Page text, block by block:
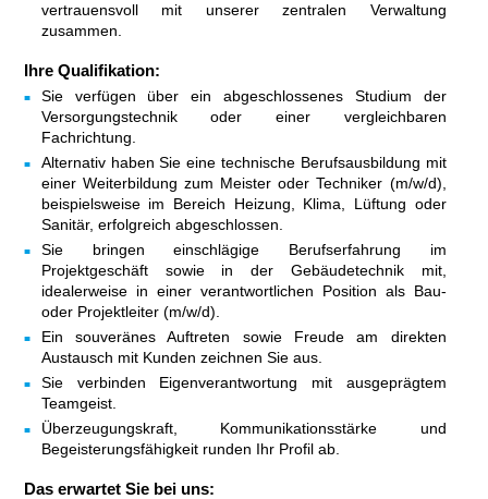
vertrauensvoll mit unserer zentralen Verwaltung
zusammen.
Ihre Qualifikation:
Sie verfügen über ein abgeschlossenes Studium der
Versorgungstechnik oder einer vergleichbaren
Fachrichtung.
Alternativ haben Sie eine technische Berufsausbildung mit
einer Weiterbildung zum Meister oder Techniker (m/w/d),
beispielsweise im Bereich Heizung, Klima, Lüftung oder
Sanitär, erfolgreich abgeschlossen.
Sie bringen einschlägige Berufserfahrung im
Projektgeschäft sowie in der Gebäudetechnik mit,
idealerweise in einer verantwortlichen Position als Bau-
oder Projektleiter (m/w/d).
Ein souveränes Auftreten sowie Freude am direkten
Austausch mit Kunden zeichnen Sie aus.
Sie verbinden Eigenverantwortung mit ausgeprägtem
Teamgeist.
Überzeugungskraft, Kommunikationsstärke und
Begeisterungsfähigkeit runden Ihr Profil ab.
Das erwartet Sie bei uns: